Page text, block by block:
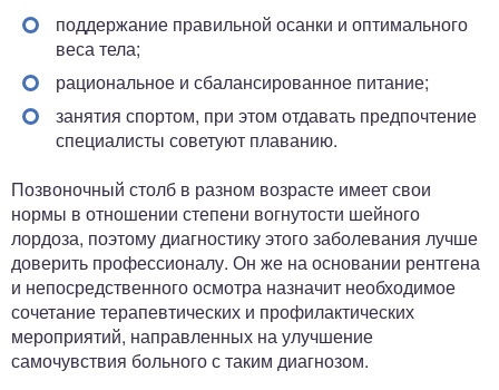
поддержание правильной осанки и оптимального
веса тела;
рациональное и сбалансированное питание;
занятия спортом, при этом отдавать предпочтение
специалисты советуют плаванию.
Позвоночный столб в разном возрасте имеет свои
нормы в отношении степени вогнутости шейного
лордоза, поэтому диагностику этого заболевания лучше
доверить профессионалу. Он же на основании рентгена
и непосредственного осмотра назначит необходимое
сочетание терапевтических и профилактических
мероприятий, направленных на улучшение
самочувствия больного с таким диагнозом.